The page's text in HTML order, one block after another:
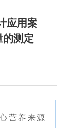
应用案
的测定
营养来源